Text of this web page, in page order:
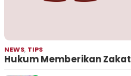
NEWS, TIPS
Hukum Memberikan